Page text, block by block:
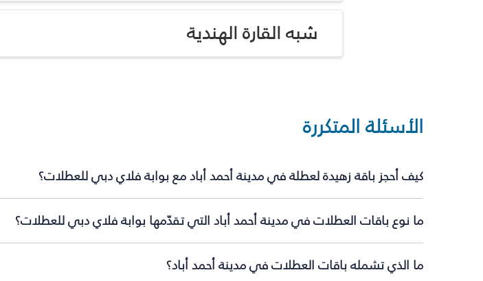
شبه القارة الهندية
الأسئلة المتكررة
كيف أحجز باقة زهيدة لعطلة في مدينة أحمد أباد مع بوابة فلاي دبي للعطلات؟
ما نوع باقات العطلات في مدينة أحمد أباد التي تقدّمها بوابة فلاي دبي للعطلات؟
ما الذي تشمله باقات العطلات في مدينة أحمد أباد؟